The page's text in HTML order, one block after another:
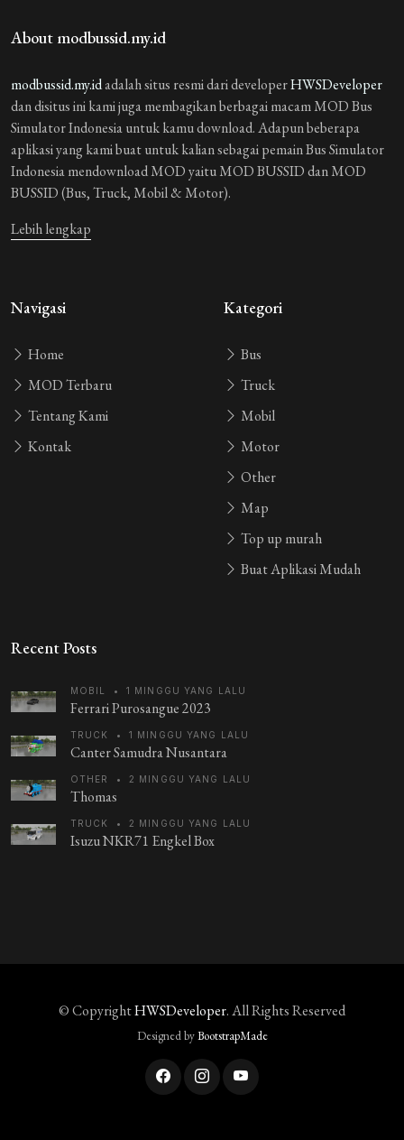
About modbussid.my.id
modbussid.my.idadalah situs resmi dari developerHWSDeveloper
dan disitus ini kami juga membagikan berbagai macam MOD Bus
Simulator Indonesia untuk kamu download. Adapun beberapa
aplikasi yang kami buat untuk kalian sebagai pemain Bus Simulator
Indonesia mendownload MOD yaitu MOD BUSSID dan MOD
BUSSID (Bus, Truck, Mobil & Motor).
Lebih lengkap
Navigasi
Home
MOD Terbaru
Tentang Kami
Kontak
Kategori
Bus
Truck
Mobil
Motor
Other
Map
Top up murah
Buat Aplikasi Mudah
Recent Posts
MOBIL • 1 MINGGU YANG LALU
Ferrari Purosangue 2023
TRUCK • 1 MINGGU YANG LALU
Canter Samudra Nusantara
OTHER • 2 MINGGU YANG LALU
Thomas
TRUCK • 2 MINGGU YANG LALU
Isuzu NKR71 Engkel Box
© CopyrightHWSDeveloper. All Rights Reserved
Designed byBootstrapMade